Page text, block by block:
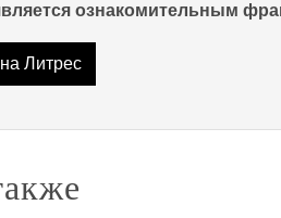
ознакомительным
Литрес